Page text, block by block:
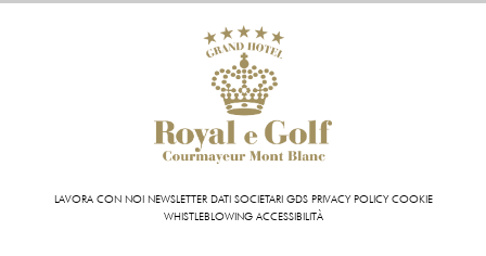
LAVORA CON NOI NEWSLETTER DATI SOCIETARI GDS PRIVACY POLICY COOKIE
WHISTLEBLOWING ACCESSIBILITÀ